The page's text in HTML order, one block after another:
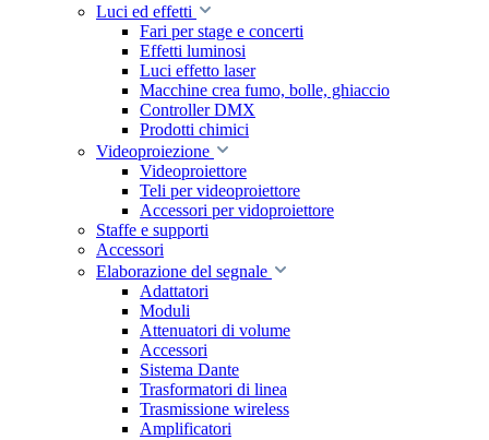
Luci ed effetti
Fari per stage e concerti
Effetti luminosi
Luci effetto laser
Macchine crea fumo, bolle, ghiaccio
Controller DMX
Prodotti chimici
Videoproiezione
Videoproiettore
Teli per videoproiettore
Accessori per vidoproiettore
Staffe e supporti
Accessori
Elaborazione del segnale
Adattatori
Moduli
Attenuatori di volume
Accessori
Sistema Dante
Trasformatori di linea
Trasmissione wireless
Amplificatori